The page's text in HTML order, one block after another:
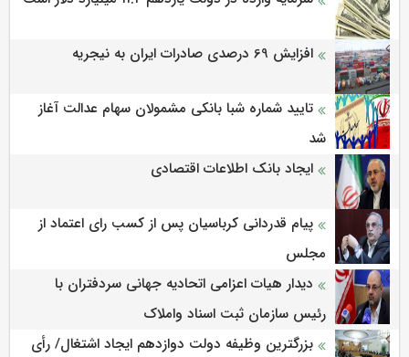
افزایش 69 درصدی صادرات ایران به نیجریه
تایید شماره شبا بانکی مشمولان سهام عدالت آغاز
شد
ایجاد بانک اطلاعات اقتصادی
پیام قدردانی کرباسیان پس از کسب رای اعتماد از
مجلس
دیدار هیات اعزامی اتحادیه جهانی سردفتران با
رئیس سازمان ثبت اسناد واملاک
بزرگترین وظیفه دولت دوازدهم ایجاد اشتغال/ رأی